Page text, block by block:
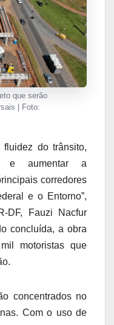
que serão
| Foto:
fluidez do trânsito,
e aumentar a
corredores
e o Entorno”,
DF, Fauzi Nacfur
concluída, a obra
motoristas que
concentrados no
Com o uso de